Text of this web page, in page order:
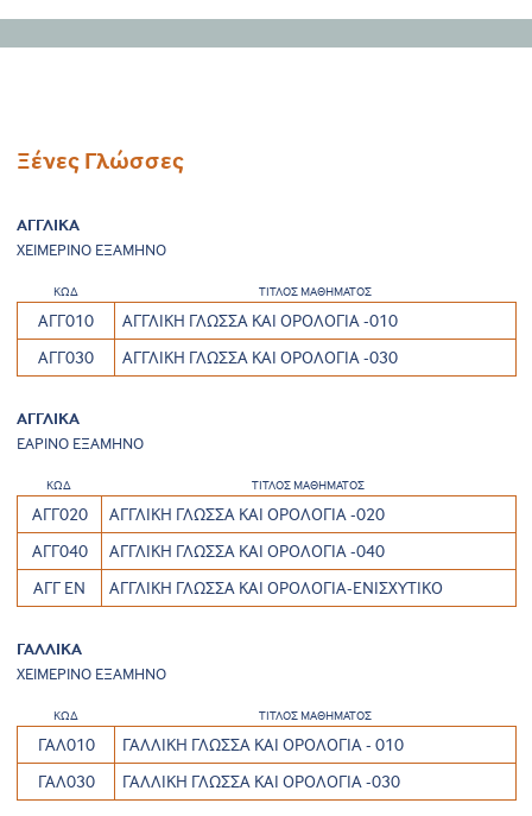
Ξένες Γλώσσες
ΑΓΓΛΙΚΑ
ΧΕΙΜΕΡΙΝΟ ΕΞΑΜΗΝΟ
ΚΩΔ ΤΙΤΛΟΣ ΜΑΘΗΜΑΤΟΣ
ΑΓΓ010
ΑΓΓΛΙΚΗ ΓΛΩΣΣΑ ΚΑΙ ΟΡΟΛΟΓΙΑ -010
ΑΓΓ030
ΑΓΓΛΙΚΗ ΓΛΩΣΣΑ ΚΑΙ ΟΡΟΛΟΓΙΑ -030
ΑΓΓΛΙΚΑ
ΕΑΡΙΝΟ ΕΞΑΜΗΝΟ
ΚΩΔ ΤΙΤΛΟΣ ΜΑΘΗΜΑΤΟΣ
ΑΓΓ020
ΑΓΓΛΙΚΗ ΓΛΩΣΣΑ ΚΑΙ ΟΡΟΛΟΓΙΑ -020
ΑΓΓ040
ΑΓΓΛΙΚΗ ΓΛΩΣΣΑ ΚΑΙ ΟΡΟΛΟΓΙΑ -040
ΑΓΓ ΕΝ
ΑΓΓΛΙΚΗ ΓΛΩΣΣΑ ΚΑΙ ΟΡΟΛΟΓΙΑ-ΕΝΙΣΧΥΤΙΚΟ
ΓΑΛΛΙΚΑ
ΧΕΙΜΕΡΙΝΟ ΕΞΑΜΗΝΟ
ΚΩΔ ΤΙΤΛΟΣ ΜΑΘΗΜΑΤΟΣ
ΓΑΛ010
ΓΑΛΛΙΚΗ ΓΛΩΣΣΑ ΚΑΙ ΟΡΟΛΟΓΙΑ - 010
ΓΑΛ030
ΓΑΛΛΙΚΗ ΓΛΩΣΣΑ ΚΑΙ ΟΡΟΛΟΓΙΑ -030